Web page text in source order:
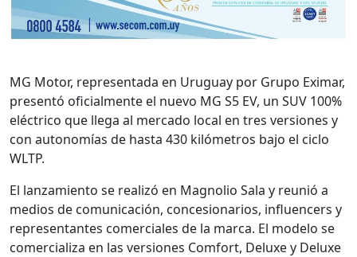
MG Motor, representada en Uruguay por Grupo Eximar,
presentó oficialmente el nuevo MG S5 EV, un SUV 100%
eléctrico que llega al mercado local en tres versiones y
con autonomías de hasta 430 kilómetros bajo el ciclo
WLTP.
El lanzamiento se realizó en Magnolio Sala y reunió a
medios de comunicación, concesionarios, influencers y
representantes comerciales de la marca. El modelo se
comercializa en las versiones Comfort, Deluxe y Deluxe